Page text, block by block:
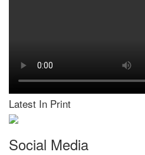
Latest In Print
Social Media